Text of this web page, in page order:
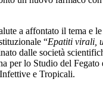
a affontato il tema e
“Epatiti virali,
dalle società
per lo Studio del Fegato
e Tropicali.